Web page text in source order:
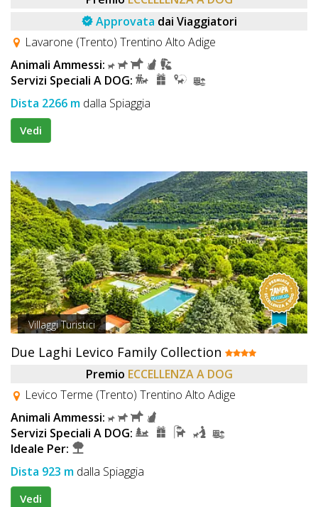
Approvata dai Viaggiatori
Lavarone (Trento) Trentino Alto Adige
Animali Ammessi:
Servizi Speciali A DOG:
Dista 2266 m dalla Spiaggia
Vedi
Villaggi Turistici
Due Laghi Levico Family Collection
Premio ECCELLENZA A DOG
Levico Terme (Trento) Trentino Alto Adige
Animali Ammessi:
Servizi Speciali A DOG:
Ideale Per:
Dista 923 m dalla Spiaggia
Vedi